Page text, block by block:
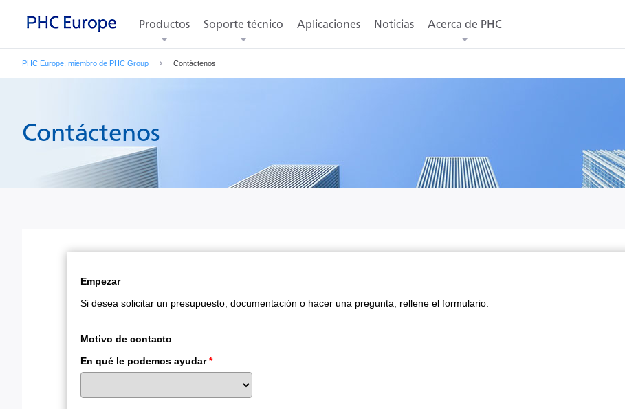
Productos Soporte técnico Aplicaciones Noticias Acerca de PHC
PHC Europe, miembro de PHC Group Contáctenos
Contáctenos